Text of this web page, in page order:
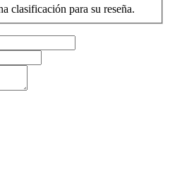
clasificación para su reseña.